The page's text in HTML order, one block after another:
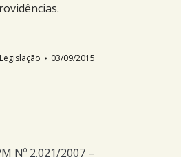
Legislação 03/09/2015
Nº 2.021/2007 –